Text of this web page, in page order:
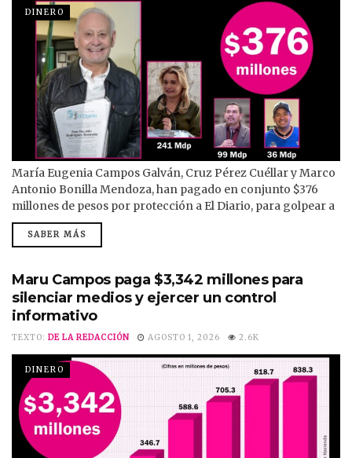
DINERO
María Eugenia Campos Galván, Cruz Pérez Cuéllar y Marco
Antonio Bonilla Mendoza, han pagado en conjunto $376
millones de pesos por protección a El Diario, para golpear a
la presidenta Claudia Sheinbaum, a Morena y a sus
adversarios. En los hechos, han enriquecido con recursos
de El Diario, quien radica en El Paso, Texas. La
gobernadora...
SABER MÁS
Maru Campos paga $3,342 millones para
silenciar medios y ejercer un control
informativo
TEXTO: DE LA REDACCIÓN AGOSTO 1, 2026 2.6K
DINERO